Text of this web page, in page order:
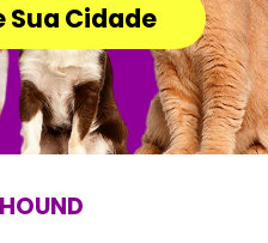
Sua Cidade